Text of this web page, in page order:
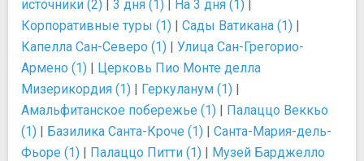
источники (2) | 3 дня (1) | На 3 дня (1) |
Корпоративные туры (1) | Сады Ватикана (1) |
Капелла Сан-Северо (1) | Улица Сан-Грегорио-
Армено (1) | Церковь Пио Монте делла
Мизерикордия (1) | Геркуланум (1) |
Амальфитанское побережье (1) | Палаццо Веккьо
(1) | Базилика Санта-Кроче (1) | Санта-Мария-дель-
Фьоре (1) | Палаццо Питти (1) | Музей Барджелло